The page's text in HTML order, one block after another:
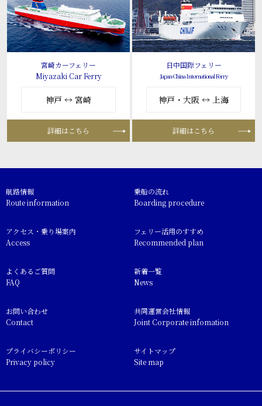
宮崎カーフェリー
Miyazaki Car Ferry
神戸 ↔ 宮崎
詳細はこちら
日中国際フェリー
Japan-China International Ferry
神戸・大阪 ↔ 上海
詳細はこちら
航路情報
Route information
乗船の流れ
Boarding procedure
アクセス・乗り場案内
Access
フェリー活用のすすめ
Recommended plan
よくあるご質問
FAQ
新着一覧
News
お問い合わせ
Contact
共同運営会社情報
Joint Corporate infomation
プライバシーポリシー
Privacy policy
サイトマップ
Site map